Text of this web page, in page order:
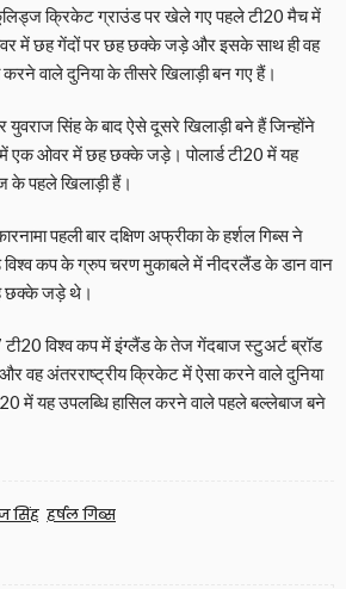
क्रिकेट ग्राउंड पर खेले गए पहले टी20 मैच में
में छह गेंदों पर छह छक्के जड़े और इसके साथ ही वह
वाले दुनिया के तीसरे खिलाड़ी बन गए हैं।
युवराज सिंह के बाद ऐसे दूसरे खिलाड़ी बने हैं जिन्होंने
एक ओवर में छह छक्के जड़े। पोलार्ड टी20 में यह
के पहले खिलाड़ी हैं।
पहली बार दक्षिण अफ्रीका के हर्शल गिब्स ने
विश्व कप के ग्रुप चरण मुकाबले में नीदरलैंड के डान वान
छक्के जड़े थे।
विश्व कप में इंग्लैंड के तेज गेंदबाज स्टुअर्ट ब्रॉड
वह अंतरराष्ट्रीय क्रिकेट में ऐसा करने वाले दुनिया
में यह उपलब्धि हासिल करने वाले पहले बल्लेबाज बने
सिंह हर्षल गिब्स